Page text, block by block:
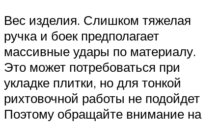
Вес изделия. Слишком тяжелая
ручка и боек предполагает
массивные удары по материалу.
Это может потребоваться при
укладке плитки, но для тонкой
рихтовочной работы не подойдет
Поэтому обращайте внимание на